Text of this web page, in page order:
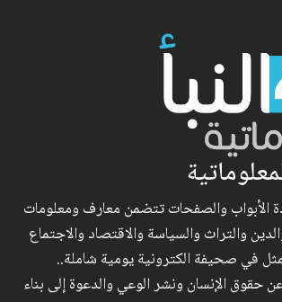
الأبواب والصفحات تتضمن معارف ومعلومات
والتراث والسياسة والاقتصاد والاجتماع
في صحيفة الكترونية يومية شاملة..
حقوق الإنسان ونشر الوعي والدعوة إلى بناء